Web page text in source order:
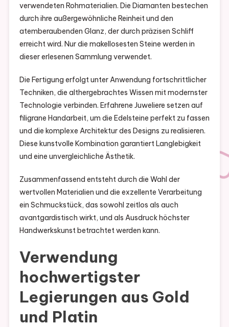
verwendeten Rohmaterialien. Die Diamanten bestechen
durch ihre außergewöhnliche Reinheit und den
atemberaubenden Glanz, der durch präzisen Schliff
erreicht wird. Nur die makellosesten Steine werden in
dieser erlesenen Sammlung verwendet.
Die Fertigung erfolgt unter Anwendung fortschrittlicher
Techniken, die althergebrachtes Wissen mit modernster
Technologie verbinden. Erfahrene Juweliere setzen auf
filigrane Handarbeit, um die Edelsteine perfekt zu fassen
und die komplexe Architektur des Designs zu realisieren.
Diese kunstvolle Kombination garantiert Langlebigkeit
und eine unvergleichliche Ästhetik.
Zusammenfassend entsteht durch die Wahl der
wertvollen Materialien und die exzellente Verarbeitung
ein Schmuckstück, das sowohl zeitlos als auch
avantgardistisch wirkt, und als Ausdruck höchster
Handwerkskunst betrachtet werden kann.
Verwendung
hochwertigster
Legierungen aus Gold
und Platin